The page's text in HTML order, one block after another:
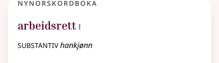
arbeidsrett 1
I
substantivhankjønn